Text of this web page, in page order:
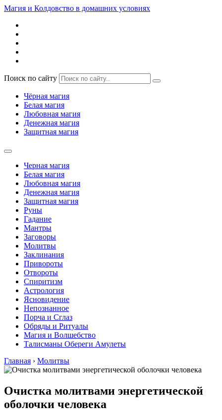
Магия и Колдовство в домашних условиях
Поиск по сайту
Чёрная магия
Белая магия
Любовная магия
Денежная магия
Защитная магия
Черная магия
Белая магия
Любовная магия
Денежная магия
Защитная магия
Руны
Гадание
Мантры
Заговоры
Молитвы
Заклинания
Привороты
Отвороты
Спиритизм
Астрология
Ясновидение
Непознанное
Порча и Сглаз
Обряды и Ритуалы
Магия и Волшебство
Талисманы Обереги Амулеты
Главная › Молитвы
Очистка молитвами энергетической
оболочки человека